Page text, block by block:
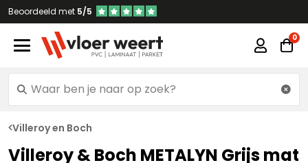
Beoordeeld met 5/5
Villeroy en Boch
Villeroy & Boch METALYN Grijs mat